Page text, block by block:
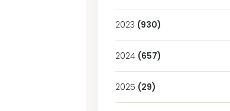
2023 (930)
2024 (657)
2025 (29)